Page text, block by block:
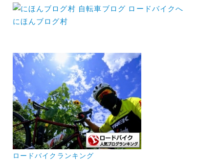
にほんブログ村
ロードバイクランキング